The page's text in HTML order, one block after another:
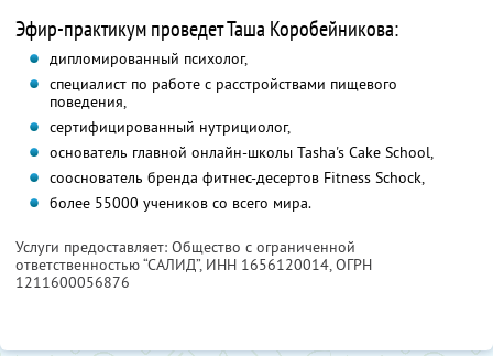
Эфир-практикум проведет Таша Коробейникова:
дипломированный психолог,
специалист по работе с расстройствами пищевого
поведения,
сертифицированный нутрициолог,
основатель главной онлайн-школы Tasha's Cake School,
сооснователь бренда фитнес-десертов Fitness Schock,
более 55000 учеников со всего мира.
Услуги предоставляет: Общество с ограниченной
ответственностью “САЛИД”, ИНН 1656120014, ОГРН
1211600056876